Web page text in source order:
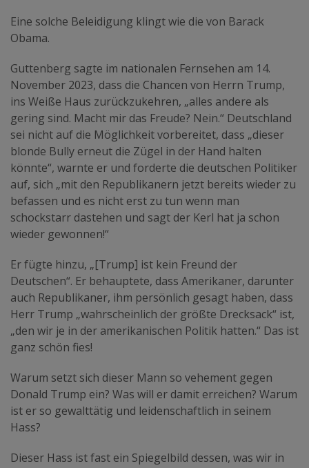
Eine solche Beleidigung klingt wie die von Barack
Obama.
Guttenberg sagte im nationalen Fernsehen am 14.
November 2023, dass die Chancen von Herrn Trump,
ins Weiße Haus zurückzukehren, „alles andere als
gering sind. Macht mir das Freude? Nein.“ Deutschland
sei nicht auf die Möglichkeit vorbereitet, dass „dieser
blonde Bully erneut die Zügel in der Hand halten
könnte“, warnte er und forderte die deutschen Politiker
auf, sich „mit den Republikanern jetzt bereits wieder zu
befassen und es nicht erst zu tun wenn man
schockstarr dastehen und sagt der Kerl hat ja schon
wieder gewonnen!“
Er fügte hinzu, „[Trump] ist kein Freund der
Deutschen“. Er behauptete, dass Amerikaner, darunter
auch Republikaner, ihm persönlich gesagt haben, dass
Herr Trump „wahrscheinlich der größte Drecksack“ ist,
„den wir je in der amerikanischen Politik hatten.“ Das ist
ganz schön fies!
Warum setzt sich dieser Mann so vehement gegen
Donald Trump ein? Was will er damit erreichen? Warum
ist er so gewalttätig und leidenschaftlich in seinem
Hass?
Dieser Hass ist fast ein Spiegelbild dessen, was wir in